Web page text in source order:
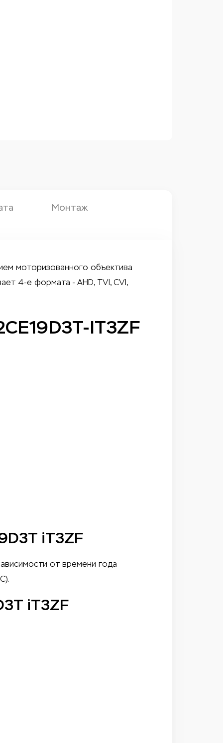
Монтаж
моторизованного объектива
4-е формата - AHD, TVI, CVI,
IT3ZF
iT3ZF
от времени года
iT3ZF